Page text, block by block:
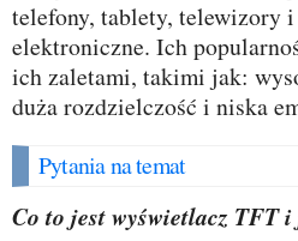
telefony, tablety, telewizory
elektroniczne. Ich
ich zaletami, takimi jak:
duża rozdzielczość i niska
Pytania na temat
Co to jest wyświetlacz TFT